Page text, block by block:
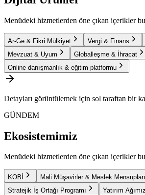
Menüdeki hizmetlerden öne çıkan içerikler
Ar-Ge & Fikri Mülkiyet Vergi & Finans
Mevzuat & Uyum
Globalleşme & İhracat
Online danışmanlık & eğitim platformu
Detayları görüntülemek için sol taraftan bir
GÜNDEM
Ekosistemimiz
Menüdeki hizmetlerden öne çıkan içerikler
KOBİ
Mali Müşavirler & Meslek Mensupları
Stratejik İş Ortağı Programı
Yatırım